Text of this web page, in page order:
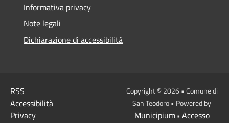
Informativa privacy
Note legali
Dichiarazione di accessibilità
RSS
Accessibilità
Privacy
Copyright © 2026 • Comune di
San Teodoro • Powered by
Municipium• Accesso